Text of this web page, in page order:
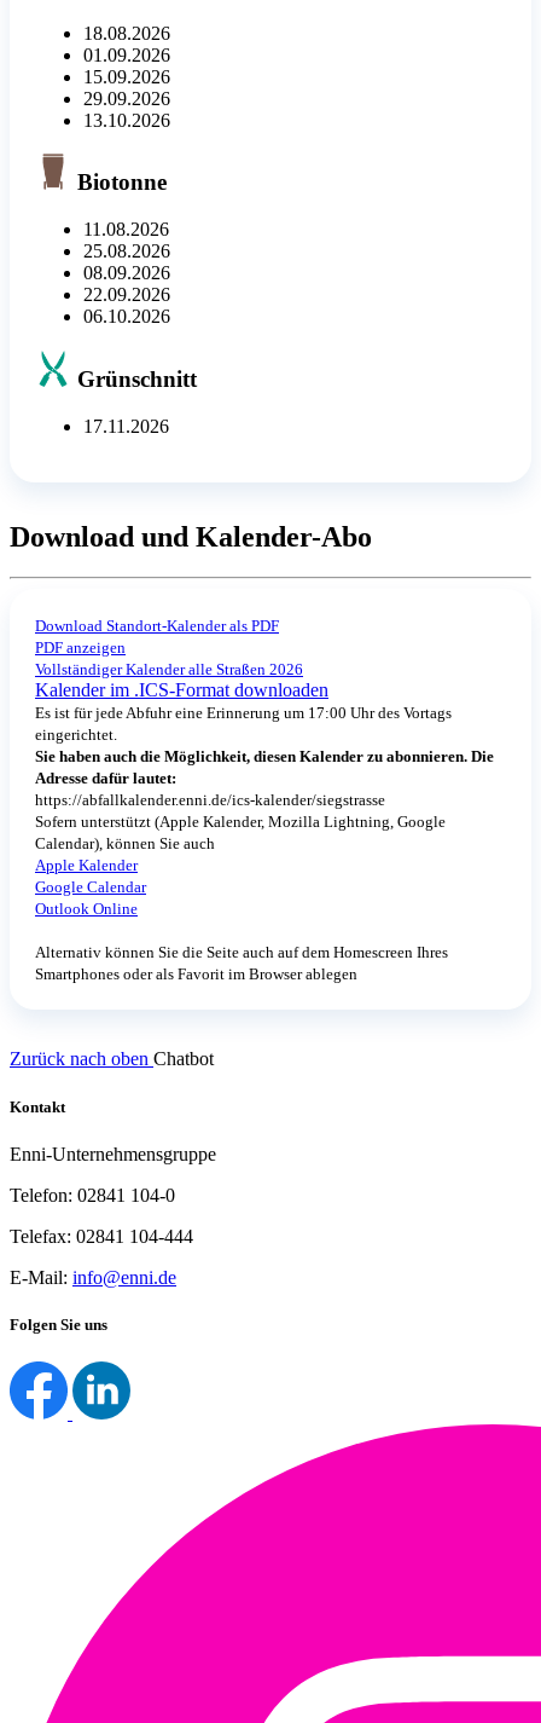
18.08.2026
01.09.2026
15.09.2026
29.09.2026
13.10.2026
Biotonne
11.08.2026
25.08.2026
08.09.2026
22.09.2026
06.10.2026
Grünschnitt
17.11.2026
Download und Kalender-Abo
Download Standort-Kalender als PDF
PDF anzeigen
Vollständiger Kalender alle Straßen 2026
Kalender im .ICS-Format downloaden
Es ist für jede Abfuhr eine Erinnerung um 17:00 Uhr des Vortags
eingerichtet.
Sie haben auch die Möglichkeit, diesen Kalender zu abonnieren. Die
Adresse dafür lautet:
https://abfallkalender.enni.de/ics-kalender/siegstrasse
Sofern unterstützt (Apple Kalender, Mozilla Lightning, Google
Calendar), können Sie auch
Apple Kalender
Google Calendar
Outlook Online
Alternativ können Sie die Seite auch auf dem Homescreen Ihres
Smartphones oder als Favorit im Browser ablegen
Zurück nach oben Chatbot
Kontakt
Enni-Unternehmensgruppe
Telefon: 02841 104-0
Telefax: 02841 104-444
E-Mail: info@enni.de
Folgen Sie uns